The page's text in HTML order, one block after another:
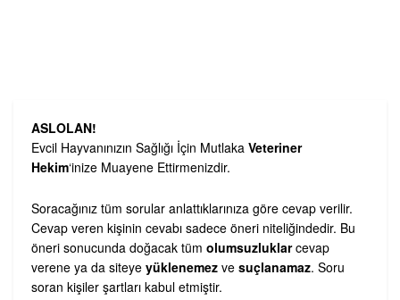
ASLOLAN!
Evcil Hayvanınızın Sağlığı İçin Mutlaka Veteriner
Hekim‘inize Muayene Ettirmenizdir.
Soracağınız tüm sorular anlattıklarınıza göre cevap verilir.
Cevap veren kişinin cevabı sadece öneri niteliğindedir. Bu
öneri sonucunda doğacak tüm olumsuzluklarcevap
verene ya da siteye yüklenemez ve suçlanamaz. Soru
soran kişiler şartları kabul etmiştir.